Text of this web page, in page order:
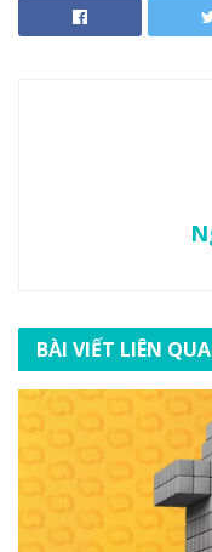
BÀI VIẾT LIÊN